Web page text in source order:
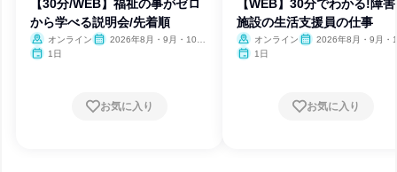
【30分/WEB】福祉の事がゼロ
から学べる説明会/先着順
オンライン
2026年8月・9月・10
1日
お気に入り
【WEB】30分でわかる!障
施設の生活支援員の仕事
オンライン
2026年8月・9月・
1日
お気に入り